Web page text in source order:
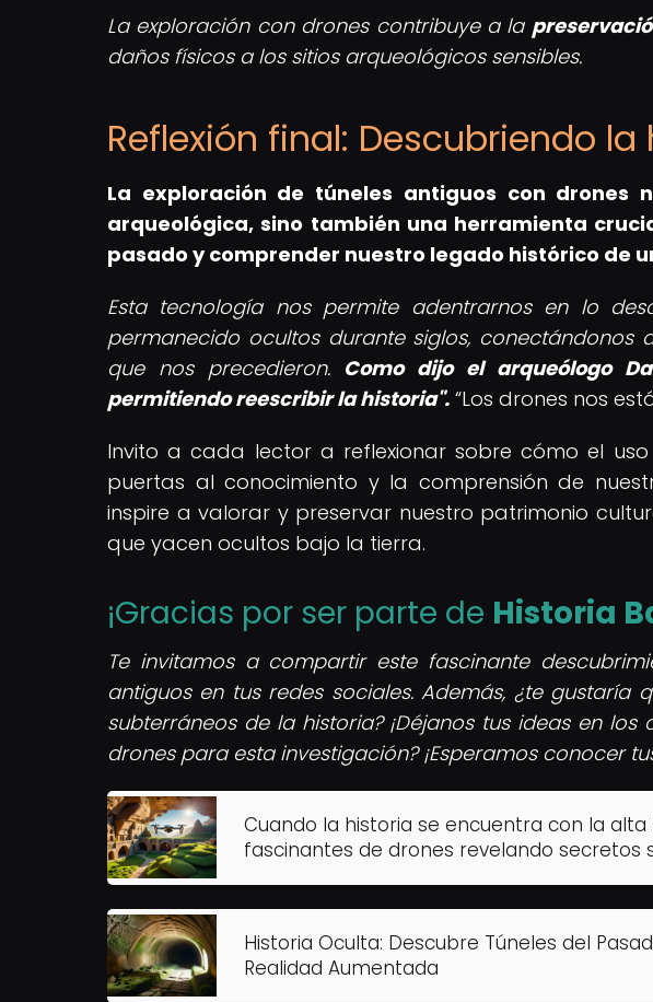
La exploración con drones contribuye a la
daños físicos a los sitios arqueológicos sensibles.
Reflexión final: Descubriendo
La exploración de túneles antiguos con drones
arqueológica, sino también una herramienta
pasado y comprender nuestro legado histórico de
Esta tecnología nos permite adentrarnos en lo
permanecido ocultos durante siglos, conectándonos
que nos precedieron. Como dijo el arqueólogo
permitiendo reescribir la historia". Los drones nos
Invito a cada lector a reflexionar sobre cómo el
puertas al conocimiento y la comprensión de
inspire a valorar y preservar nuestro patrimonio
que yacen ocultos bajo la tierra.
¡Gracias por ser parte de Historia
Te invitamos a compartir este fascinante
antiguos en tus redes sociales. Además, ¿te gustaría
subterráneos de la historia? ¡Déjanos tus ideas en
drones para esta investigación?¡Esperamos conocer
Cuando la historia se encuentra con la alta
fascinantes de drones revelando secretos
Historia Oculta: Descubre Túneles del
Realidad Aumentada